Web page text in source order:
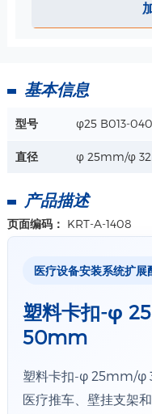
基本信息
型号 φ25 B013-
直径 φ 25mm/φ
产品描述
页面编码： KRT-A-1408
医疗设备安装系统扩展
塑料卡扣-φ
50mm
塑料卡扣-φ 25mm/φ
医疗推车、壁挂支架